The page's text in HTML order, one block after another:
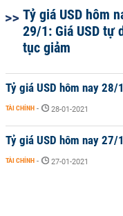
Tỷ giá USD hôm
29/1: Giá USD tự
tục giảm
Tỷ giá USD hôm nay
TÀI CHÍNH - 28-01-2021
Tỷ giá USD hôm nay
TÀI CHÍNH - 27-01-2021